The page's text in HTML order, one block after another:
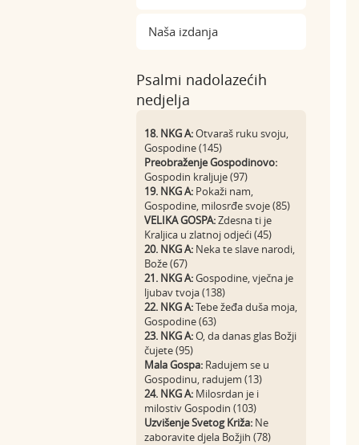
Naša izdanja
Psalmi nadolazećih
nedjelja
18. NKG A:Otvaraš ruku svoju,
Gospodine (145)
Preobraženje Gospodinovo:
Gospodin kraljuje (97)
19. NKG A: Pokaži nam,
Gospodine, milosrđe svoje (85)
VELIKA GOSPA:Zdesna ti je
Kraljica u zlatnoj odjeći (45)
20. NKG A: Neka te slave narodi,
Bože (67)
21. NKG A:Gospodine, vječna je
ljubav tvoja (138)
22. NKG A:Tebe žeđa duša moja,
Gospodine (63)
23. NKG A:O, da danas glas Božji
čujete (95)
Mala Gospa: Radujem se u
Gospodinu, radujem (13)
24. NKG A: Milosrdan je i
milostiv Gospodin (103)
Uzvišenje Svetog Križa: Ne
zaboravite djela Božjih (78)